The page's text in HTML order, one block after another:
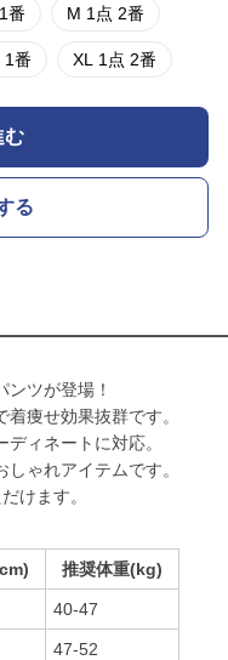
番 M 1点 2番
1番 XL 1点 2番
む
る
ンツが登場！
痩せ効果抜群です。
ィネートに対応。
ゃれアイテムです。
けます。
推奨体重(kg)
40-47
47-52